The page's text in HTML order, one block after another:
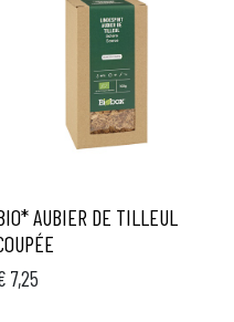
AUBIER DE TILLEUL
7,25